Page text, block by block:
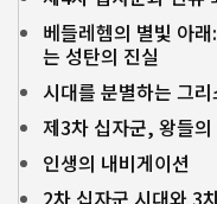
베들레헴의 별빛 아
는 성탄의 진실
시대를 분별하는 그리
제3차 십자군, 왕들
인생의 내비게이션
2차 십자군 시대와 3